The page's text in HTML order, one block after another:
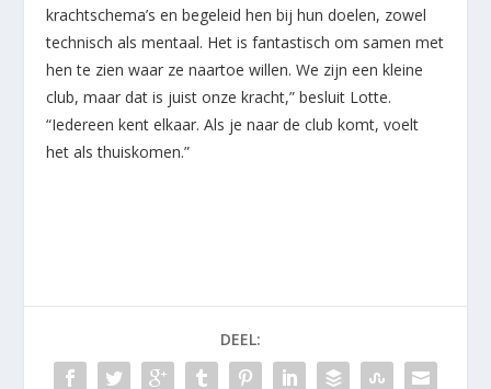
krachtschema’s en begeleid hen bij hun doelen, zowel
technisch als mentaal. Het is fantastisch om samen met
hen te zien waar ze naartoe willen. We zijn een kleine
club, maar dat is juist onze kracht,” besluit Lotte.
“Iedereen kent elkaar. Als je naar de club komt, voelt
het als thuiskomen.”
DEEL: